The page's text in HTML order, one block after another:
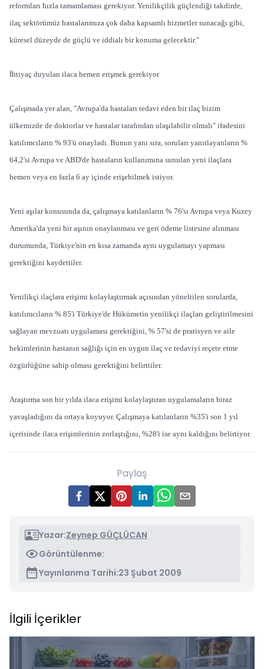
reformları hızla tamamlaması gerekiyor. Yenilikçilik güçlendiği takdirde,
ilaç sektörümüz hastalarımıza çok daha kapsamlı hizmetler sunacağı gibi,
küresel düzeyde de güçlü ve iddialı bir konuma gelecektir."
İhtiyaç duyulan ilaca hemen erişmek gerekiyor
Çalışmada yer alan, "Avrupa'da hastaları tedavi eden bir ilaç bizim
ülkemizde de doktorlar ve hastalar tarafından ulaşılabilir olmalı" ifadesini
katılımcıların % 93'ü onayladı. Bunun yanı sıra, soruları yanıtlayanların %
64,2'si Avrupa ve ABD'de hastaların kullanımına sunulan yeni ilaçlara
hemen veya en fazla 6 ay içinde erişebilmek istiyor.
Yeni aşılar konusunda da, çalışmaya katılanların % 76'sı Avrupa veya Kuzey
Amerika'da yeni bir aşının onaylanması ve geri ödeme listesine alınması
durumunda, Türkiye'nin en kısa zamanda aynı uygulamayı yapması
gerektiğini kaydettiler.
Yenilikçi ilaçlara erişimi kolaylaştırmak açısından yöneltilen sorularda,
katılımcıların % 85'i Türkiye'de Hükümetin yenilikçi ilaçları geliştirilmesini
sağlayan mevzuatı uygulaması gerektiğini, % 57'si de pratisyen ve aile
hekimlerinin hastanın sağlığı için en uygun ilaç ve tedaviyi reçete etme
özgürlüğüne sahip olması gerektiğini belirttiler.
Araştırma son bir yılda ilaca erişimi kolaylaştıran uygulamaların biraz
yavaşladığını da ortaya koyuyor. Çalışmaya katılanların %35'i son 1 yıl
içerisinde ilaca erişimlerinin zorlaştığını, %28'i ise aynı kaldığını belirtiyor.
Paylaş
Yazar:Zeynep GÜÇLÜCAN
Görüntülenme:
Yayınlanma Tarihi:23 Şubat 2009
İlgili İçerikler